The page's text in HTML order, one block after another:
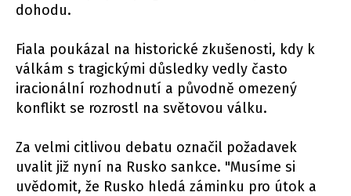
dohodu.
Fiala poukázal na historické zkušenosti, kdy k
válkám s tragickými důsledky vedly často
iracionální rozhodnutí a původně omezený
konflikt se rozrostl na světovou válku.
Za velmi citlivou debatu označil požadavek
uvalit již nyní na Rusko sankce. "Musíme si
uvědomit, že Rusko hledá záminku pro útok a